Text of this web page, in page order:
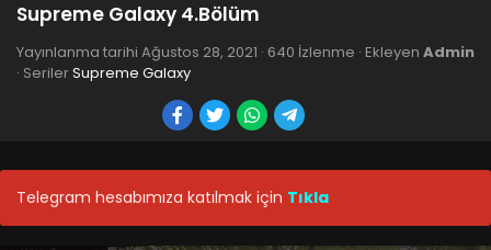
Supreme Galaxy 4.Bölüm
Yayınlanma tarihi Ağustos 28, 2021 · 640 İzlenme · Ekleyen Admin
· SerilerSupreme Galaxy
Telegram hesabımıza katılmak için Tıkla